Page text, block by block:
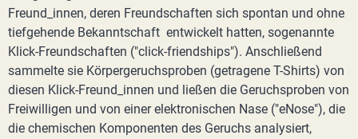
Freund_innen, deren Freundschaften sich spontan und ohne
tiefgehende Bekanntschaft entwickelt hatten, sogenannte
Klick-Freundschaften ("click-friendships"). Anschließend
sammelte sie Körpergeruchsproben (getragene T-Shirts) von
diesen Klick-Freund_innen und ließen die Geruchsproben von
Freiwilligen und von einer elektronischen Nase ("eNose"), die
die chemischen Komponenten des Geruchs analysiert,